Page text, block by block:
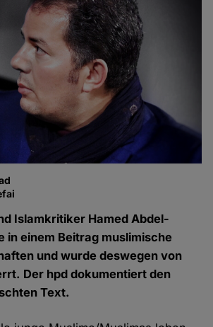
Islamkritiker Hamed Abdel-
in einem Beitrag muslimische
und wurde deswegen von
Der hpd dokumentiert den
Text.